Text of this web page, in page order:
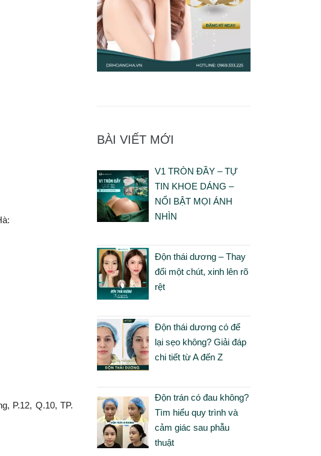
P.12, Q.10, TP.
BÀI VIẾT MỚI
V1 TRÒN ĐẦY – TỰ
TIN KHOE DÁNG –
NỔI BẬT MỌI ÁNH
NHÌN
Độn thái dương – Thay
đổi một chút, xinh lên rõ
rệt
Độn thái dương có để
lại sẹo không? Giải đáp
chi tiết từ A đến Z
Độn trán có đau không?
Tìm hiểu quy trình và
cảm giác sau phẫu
thuật